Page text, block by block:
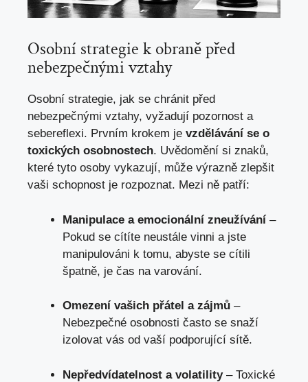
Osobní strategie k obraně před
nebezpečnými vztahy
Osobní strategie, jak se chránit před
nebezpečnými vztahy, vyžadují pozornost a
sebereflexi. Prvním krokem je vzdělávání se o
toxických osobnostech. Uvědomění si znaků,
které tyto osoby vykazují, může výrazně zlepšit
vaši schopnost je rozpoznat. Mezi ně patří:
Manipulace a emocionální zneužívání –
Pokud se cítíte neustále vinni a jste
manipulováni k tomu, abyste se cítili
špatně, je čas na varování.
Omezení vašich přátel a zájmů –
Nebezpečné osobnosti často se snaží
izolovat vás od vaší podporující sítě.
Nepředvídatelnost a volatility– Toxické